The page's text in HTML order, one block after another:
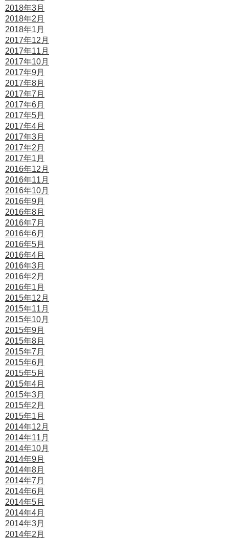
2018年3月
2018年2月
2018年1月
2017年12月
2017年11月
2017年10月
2017年9月
2017年8月
2017年7月
2017年6月
2017年5月
2017年4月
2017年3月
2017年2月
2017年1月
2016年12月
2016年11月
2016年10月
2016年9月
2016年8月
2016年7月
2016年6月
2016年5月
2016年4月
2016年3月
2016年2月
2016年1月
2015年12月
2015年11月
2015年10月
2015年9月
2015年8月
2015年7月
2015年6月
2015年5月
2015年4月
2015年3月
2015年2月
2015年1月
2014年12月
2014年11月
2014年10月
2014年9月
2014年8月
2014年7月
2014年6月
2014年5月
2014年4月
2014年3月
2014年2月